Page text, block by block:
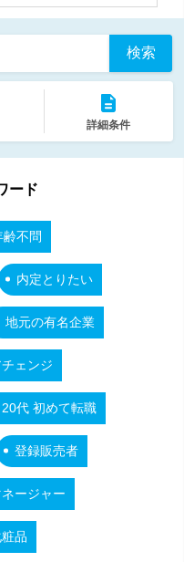
検索
詳細条件
ード
齢不問
内定とりたい
地元の有名企業
ェンジ
20代 初めて転職
登録販売者
ージャー
品